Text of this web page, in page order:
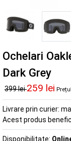
Ochelari
Dark Grey
399 lei259 lei
Livrare prin curier:
Acest produs
Disponibilitate: